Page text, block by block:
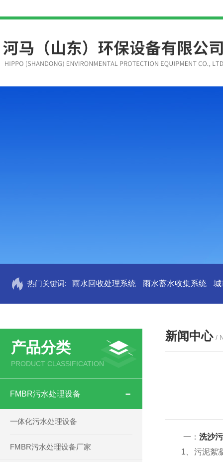
热门关键词: 雨水回收处理系统 雨水蓄水收集系统 城
产品分类
PRODUCT CLASSIFICATION
FMBR污水处理设备
一体化污水处理设备
FMBR污水处理设备厂家
新闻中心 /
一： 洗沙
1、污泥絮凝